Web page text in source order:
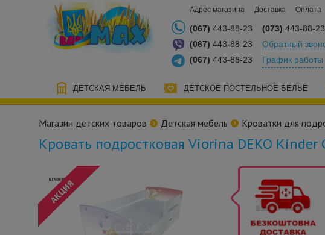
Адрес магазина Доставка Оплата
(067) 443-88-23
(067) 443-88-23
(067) 443-88-23
(073) 443-88-23
Обратный
График работы
ДЕТСКАЯ МЕБЕЛЬ ДЕТСКОЕ ПОСТЕЛЬНОЕ БЕЛЬЕ
Магазин детских товаров Детская мебель Кроватки для
Кровать подростковая Viorina DEKO